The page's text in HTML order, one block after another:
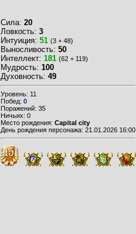
Сила: 20
Ловкость: 3
Интуиция: 51 (3 + 48)
Выносливость: 50
Интеллект: 181 (62 + 119)
Мудрость: 100
Духовность: 49
Уровень: 11
Побед: 0
Поражений: 35
Ничьих: 0
Место рождения: Capital city
День рождения персонажа: 21.01.2026 16:00